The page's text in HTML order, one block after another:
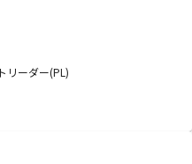
リーダー(PL)